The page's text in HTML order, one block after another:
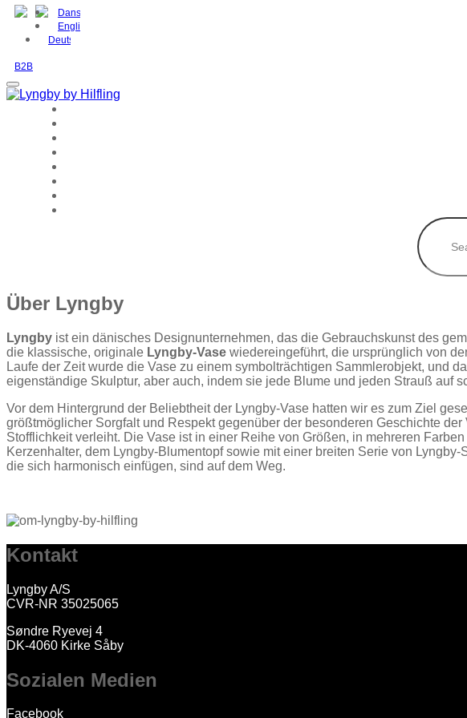
Dansk
English
Deutsch
B2B
Search
for:
Über Lyngby
Lyngby ist ein dänisches Designunternehmen, das die Gebrauchskunst des
die klassische, originale Lyngby-Vase wiedereingeführt, die ursprünglich von
Laufe der Zeit wurde die Vase zu einem symbolträchtigen Sammlerobjekt, und
eigenständige Skulptur, aber auch, indem sie jede Blume und jeden Strauß auf
Vor dem Hintergrund der Beliebtheit der Lyngby-Vase hatten wir es zum Ziel
größtmöglicher Sorgfalt und Respekt gegenüber der besonderen Geschichte
Stofflichkeit verleiht. Die Vase ist in einer Reihe von Größen, in mehreren
Kerzenhalter, dem Lyngby-Blumentopf sowie mit einer breiten Serie von
die sich harmonisch einfügen, sind auf dem Weg.
Kontakt
Lyngby A/S
CVR-NR 35025065
Søndre Ryevej 4
DK-4060 Kirke Såby
Sozialen Medien
Facebook